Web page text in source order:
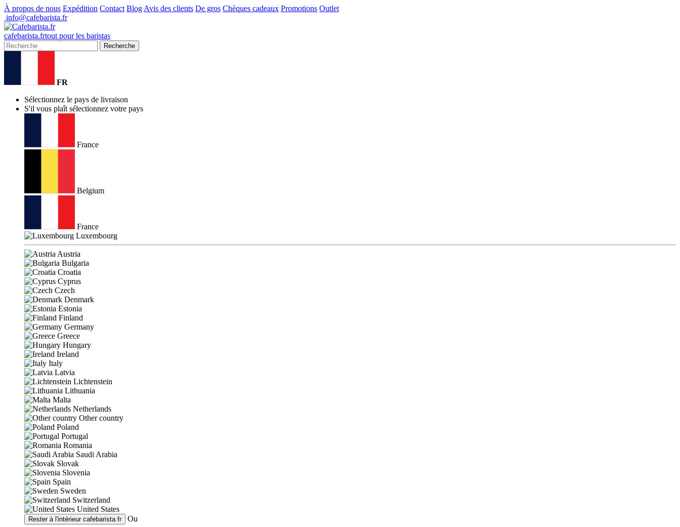
À propos de nous Expédition Contact Blog Avis des clients De gros Chèques cadeaux Promotions Outlet
info@cafebarista.fr
cafebarista.frtout pour les baristas
Recherche
FR
Sélectionnez le pays de livraison
S'il vous plaît sélectionnez votre pays
France
Belgium
France
Luxembourg
Austria
Bulgaria
Croatia
Cyprus
Czech
Denmark
Estonia
Finland
Germany
Greece
Hungary
Ireland
Italy
Latvia
Lichtenstein
Lithuania
Malta
Netherlands
Other country
Poland
Portugal
Romania
Saudi Arabia
Slovak
Slovenia
Spain
Sweden
Switzerland
United States
Rester à l'intérieur cafebarista.fr Ou